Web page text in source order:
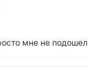
мне не подошел